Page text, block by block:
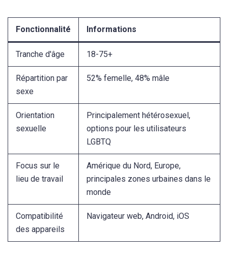
Fonctionnalité Informations
Tranche d'âge 18-75+
Répartition par
sexe
52% femelle, 48% mâle
Orientation
sexuelle
Principalement hétérosexuel,
options pour les utilisateurs
LGBTQ
Focus sur le
lieu de travail
Amérique du Nord, Europe,
principales zones urbaines dans le
monde
Compatibilité
des appareils
Navigateur web, Android, iOS